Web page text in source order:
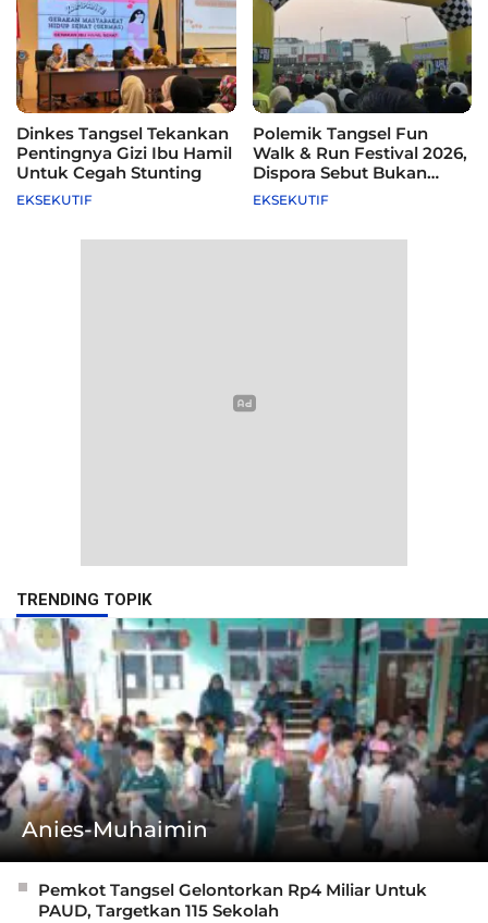
Dinkes Tangsel Tekankan
Pentingnya Gizi Ibu Hamil
Untuk Cegah Stunting
EKSEKUTIF
Polemik Tangsel Fun
Walk & Run Festival 2026,
Dispora Sebut Bukan
Agenda Pemkot
EKSEKUTIF
TRENDING TOPIK
Anies-Muhaimin
Pemkot Tangsel Gelontorkan Rp4 Miliar Untuk
PAUD, Targetkan 115 Sekolah